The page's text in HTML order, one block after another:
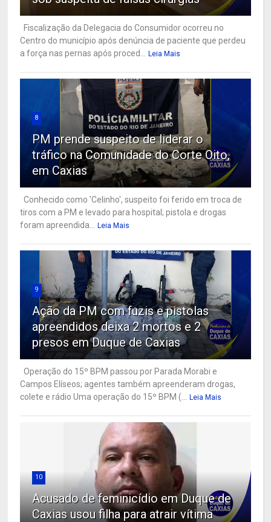
Fiscalização da Delegacia do Consumidor ocorreu no
Centro do município após denúncia de paciente que perdeu
a força nas pernas após proced...
Leia Mais
8
PM prende suspeito de liderar o
tráfico na Comunidade do Corte Oito,
em Caxias
Conhecido como 'Celinho', suspeito foi ferido em troca de
tiros com a PM e levado para hospital; pistola e drogas
foram apreendida...
Leia Mais
9
Ação da PM com fuzis e pistolas
apreendidos deixa 2 mortos e 2
presos em Duque de Caxias
Operação do 15º BPM passou por Parada Morabi e
Campos Elíseos; agentes também apreenderam drogas,
colete e rádio Uma operação do 15º BPM (...
Leia Mais
10
Acusado de feminicídio em Duque de
Caxias usou filha para atrair vítima